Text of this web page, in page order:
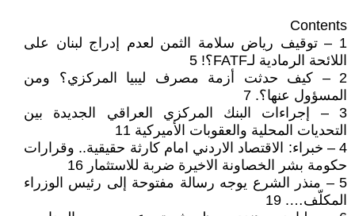
Contents
1 – توقيف رياض سلامة الثمن لعدم إدراج لبنان على
اللائحة الرمادية لـFATF؟! 5
2 – كيف حدثت أزمة مصرف ليبيا المركزي؟ ومن
المسؤول عنها؟. 7
3 – إجراءات البنك المركزي العراقي الجديدة بين
التحديات المحلية والعقوبات الأميركية 11
4 – خبراء: الاقتصاد الاردني امام كارثة حقيقية.. وقرارات
حكومة بشر الخصاونة الاخيرة ضربة للاستثمار 16
5 – منذر الشرع يوجه رسالة مفتوحة إلى رئيس الوزراء
المكلّف…. 19